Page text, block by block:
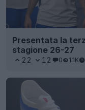
Presentata la
stagione 26-27
22 12 0 1.1K